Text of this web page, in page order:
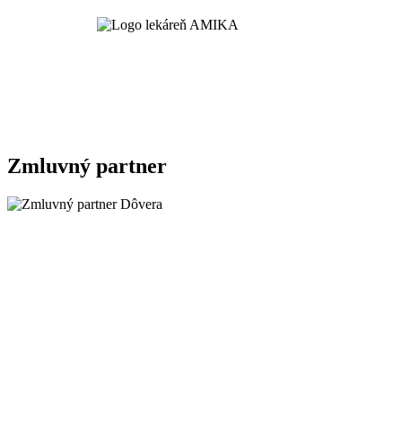
Zmluvný partner